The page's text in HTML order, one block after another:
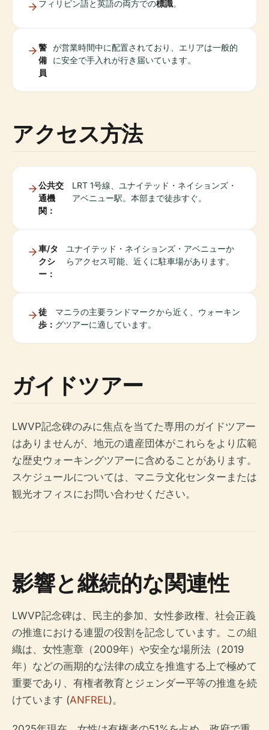
フィリピン語と英語の両方での標識。
警
備
員
が営業時間中に配置されており、エリアは一般的
に安全で手入れが行き届いています。
アクセス方法
公共交
通機
関：
LRT 1号線、ユナイテッド・ネイションズ・
アベニュー駅。本部まで徒歩すぐ。
車/タ
クシ
ー：
ユナイテッド・ネイションズ・アベニューか
らアクセス可能、近くに駐車場があります。
徒
歩：
マニラの主要ランドマークから近く、ウォーキン
グツアーに適しています。
ガイドツアー
LWVP記念碑のみに焦点を当てた専用のガイドツアー
はありませんが、地元の遺産団体がこれらをより広範
な歴史ウォーキングツアーに含めることがあります。
スケジュールについては、マニラ文化センターまたは
観光オフィスにお問い合わせください。
影響と継続的な関連性
LWVP記念碑は、民主的参加、女性参政権、社会正義
の推進における連盟の役割を記念しています。この組
織は、女性憲章（2009年）や安全な場所法（2019
年）などの画期的な法律の成立を推進する上で極めて
重要であり、有権者教育とジェンダー平等の推進を続
けています (ANFREL)。